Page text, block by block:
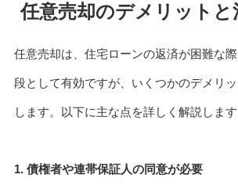
任意売却のデメリットと
任意売却は、住宅ローンの返済が困難な
段として有効ですが、いくつかのデメリ
します。以下に主な点を詳しく解説します
1. 債権者や連帯保証人の同意が必要